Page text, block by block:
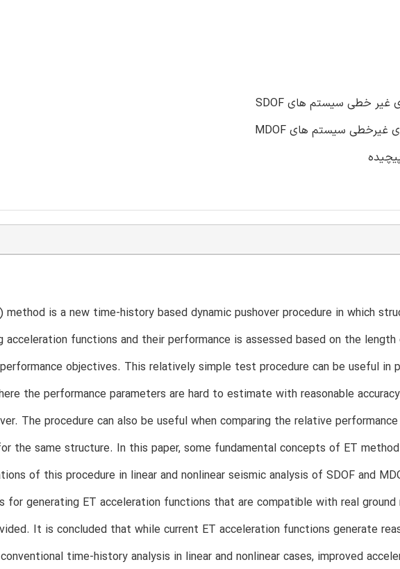
method is a new time-history based dynamic pushover procedure in which
acceleration functions and their performance is assessed based on the
objectives. This relatively simple test procedure can be useful in
the performance parameters are hard to estimate with reasonable
The procedure can also be useful when comparing the relative
the same structure. In this paper, some fundamental concepts of ET
of this procedure in linear and nonlinear seismic analysis of SDOF and
for generating ET acceleration functions that are compatible with real
It is concluded that while current ET acceleration functions generate
time-history analysis in linear and nonlinear cases, improved